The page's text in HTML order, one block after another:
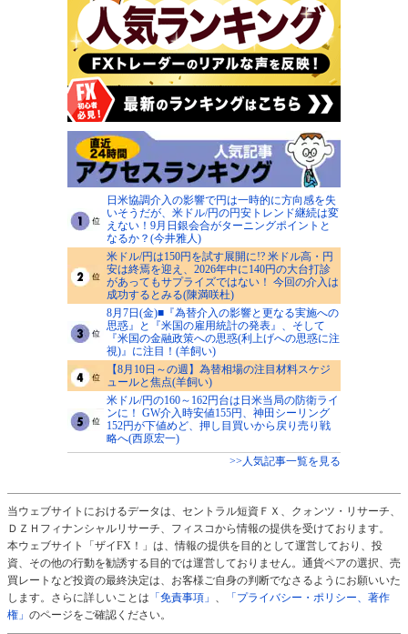
日米協調介入の影響で円は一時的に方向感を失
いそうだが、米ドル/円の円安トレンド継続は変
えない！9月日銀会合がターニングポイントと
なるか？(今井雅人)
米ドル/円は150円を試す展開に!? 米ドル高・円
安は終焉を迎え、2026年中に140円の大台打診
があってもサプライズではない！ 今回の介入は
成功するとみる(陳満咲杜)
8月7日(金)■『為替介入の影響と更なる実施への
思惑』と『米国の雇用統計の発表』、そして
『米国の金融政策への思惑(利上げへの思惑に注
視)』に注目！(羊飼い)
【8月10日～の週】為替相場の注目材料スケジ
ュールと焦点(羊飼い)
米ドル/円の160～162円台は日米当局の防衛ライ
ンに！ GW介入時安値155円、神田シーリング
152円が下値めど、押し目買いから戻り売り戦
略へ(西原宏一)
>>人気記事一覧を見る
当ウェブサイトにおけるデータは、セントラル短資ＦＸ、クォンツ・リサーチ、
ＤＺＨフィナンシャルリサーチ、フィスコから情報の提供を受けております。
本ウェブサイト「ザイFX！」は、情報の提供を目的として運営しており、投
資、その他の行動を勧誘する目的では運営しておりません。通貨ペアの選択、売
買レートなど投資の最終決定は、お客様ご自身の判断でなさるようにお願いいた
します。さらに詳しいことは 「免責事項」 、
「プライバシー・ポリシー、著作
権」 のページをご確認ください。